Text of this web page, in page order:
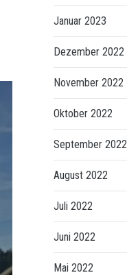
Januar 2023
Dezember 2022
November 2022
Oktober 2022
September 2022
August 2022
Juli 2022
Juni 2022
Mai 2022